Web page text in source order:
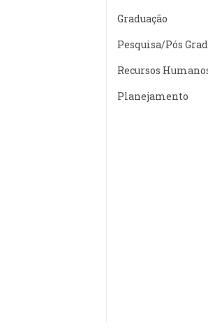
Graduação
Pesquisa/Pós
Recursos
Planejamento